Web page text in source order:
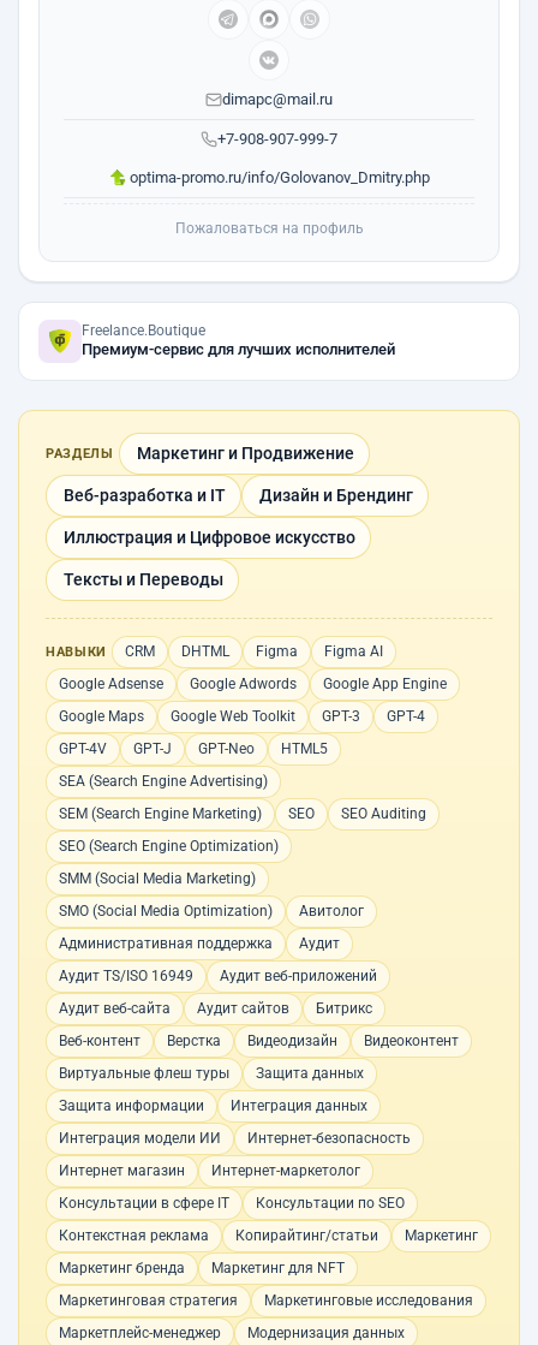
+7-908-907-999-7
dimapc@mail.ru
optima-promo.ru/info/Golovanov_Dmitry.php
Пожаловаться на профиль
Freelance.Boutique
Премиум-сервис для лучших исполнителей
РАЗДЕЛЫ Маркетинг и Продвижение
Веб-разработка и IT Дизайн и Брендинг
Иллюстрация и Цифровое искусство
Тексты и Переводы
НАВЫКИ CRM DHTML Figma
Figma AI
Google Adsense
Google Adwords
Google App Engine
Google Maps
Google Web Toolkit GPT-3
GPT-4
GPT-4V
GPT-J GPT-Neo
HTML5
SEA (Search Engine Advertising)
SEM (Search Engine Marketing)
SEO
SEO Auditing
SEO (Search Engine Optimization)
SMM (Social Media Marketing)
SMO (Social Media Optimization)
Авитолог
Административная поддержка
Аудит
Аудит TS/ISO 16949
Аудит веб-приложений
Аудит веб-сайта
Аудит сайтов
Битрикс
Веб-контент
Верстка Видеодизайн
Видеоконтент
Виртуальные флеш туры
Защита данных
Защита информации
Интеграция данных
Интеграция модели ИИ
Интернет-безопасность
Интернет магазин
Интернет-маркетолог
Консультации в сфере IT
Консультации по SEO
Контекстная реклама
Копирайтинг/статьи
Маркетинг
Маркетинг бренда
Маркетинг для NFT
Маркетинговая стратегия
Маркетинговые исследования
Маркетплейс-менеджер
Модернизация данных